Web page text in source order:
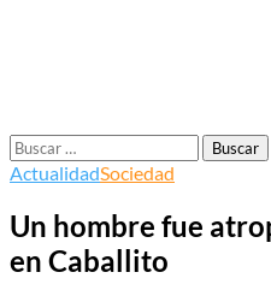
Buscar:
ActualidadSociedad
Un hombre fue
en Caballito